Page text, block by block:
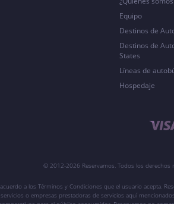
Equipo
Destinos de
Destinos de
States
Líneas de
Hospedaje
© 2012-2026 Reservamos. Todos los derechos
a los Términos y Condiciones que el usuario acepta.
o empresas prestadoras de servicios aquí